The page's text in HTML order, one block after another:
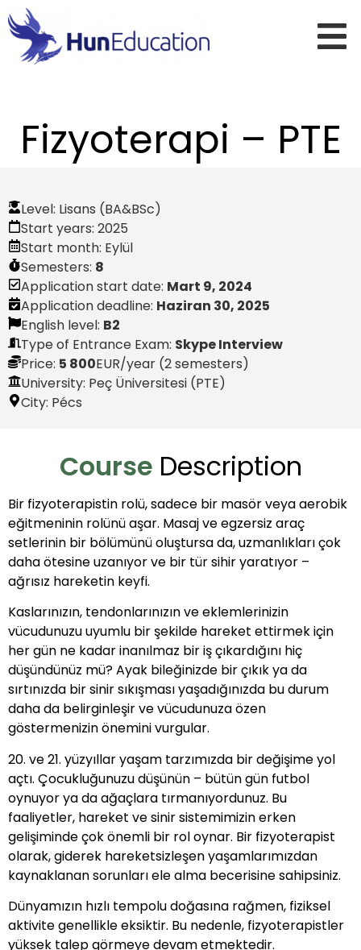
Fizyoterapi – PTE
Level: Lisans (BA&BSc)
Start years: 2025
Start month: Eylül
Semesters: 8
Application start date: Mart 9, 2024
Application deadline: Haziran 30, 2025
English level: B2
Type of Entrance Exam: Skype Interview
Price: 5 800EUR/year (2 semesters)
University: Peç Üniversitesi (PTE)
City: Pécs
Course Description
Bir fizyoterapistin rolü, sadece bir masör veya aerobik
eğitmeninin rolünü aşar. Masaj ve egzersiz araç
setlerinin bir bölümünü oluştursa da, uzmanlıkları çok
daha ötesine uzanıyor ve bir tür sihir yaratıyor –
ağrısız hareketin keyfi.
Kaslarınızın, tendonlarınızın ve eklemlerinizin
vücudunuzu uyumlu bir şekilde hareket ettirmek için
her gün ne kadar inanılmaz bir iş çıkardığını hiç
düşündünüz mü? Ayak bileğinizde bir çıkık ya da
sırtınızda bir sinir sıkışması yaşadığınızda bu durum
daha da belirginleşir ve vücudunuza özen
göstermenizin önemini vurgular.
20. ve 21. yüzyıllar yaşam tarzımızda bir değişime yol
açtı. Çocukluğunuzu düşünün – bütün gün futbol
oynuyor ya da ağaçlara tırmanıyordunuz. Bu
faaliyetler, hareket ve sinir sistemimizin erken
gelişiminde çok önemli bir rol oynar. Bir fizyoterapist
olarak, giderek hareketsizleşen yaşamlarımızdan
kaynaklanan sorunları ele alma becerisine sahipsiniz.
Dünyamızın hızlı tempolu doğasına rağmen, fiziksel
aktivite genellikle eksiktir. Bu nedenle, fizyoterapistler
yüksek talep görmeye devam etmektedir.